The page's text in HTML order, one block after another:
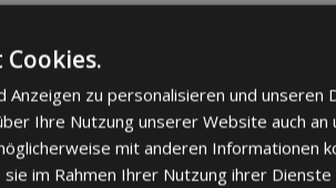
Therme Meran
und/oder Tenor - je nach
Anzeigen zu personalisieren und unseren
Ihre Nutzung unserer Website auch an
mit anderen Informationen
im Rahmen Ihrer Nutzung ihrer